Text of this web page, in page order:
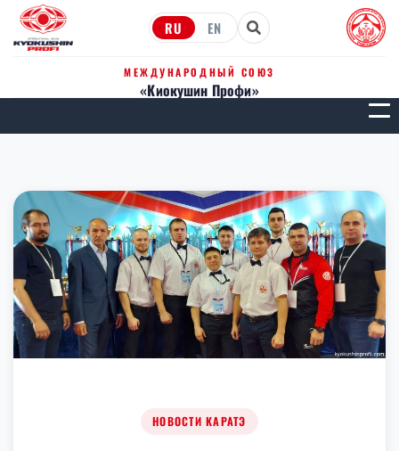
RU EN
МЕЖДУНАРОДНЫЙ СОЮЗ
«Киокушин Профи»
НОВОСТИ КАРАТЭ